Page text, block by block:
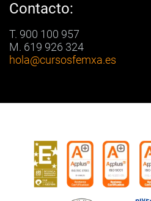
Contacto:
T. 900 100 957
M. 619 926 324
hola@cursosfemxa.es